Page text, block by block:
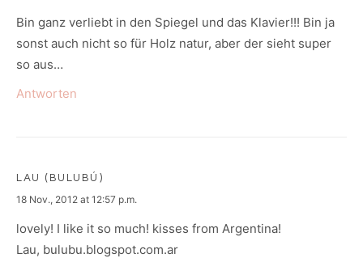
Bin ganz verliebt in den Spiegel und das Klavier!!! Bin ja
sonst auch nicht so für Holz natur, aber der sieht super
so aus…
Antworten
LAU (BULUBÚ)
says:
18 Nov., 2012 at 12:57 p.m.
lovely! I like it so much! kisses from Argentina!
Lau, bulubu.blogspot.com.ar